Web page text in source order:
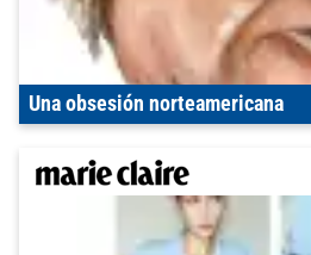
Una obsesión norteamericana